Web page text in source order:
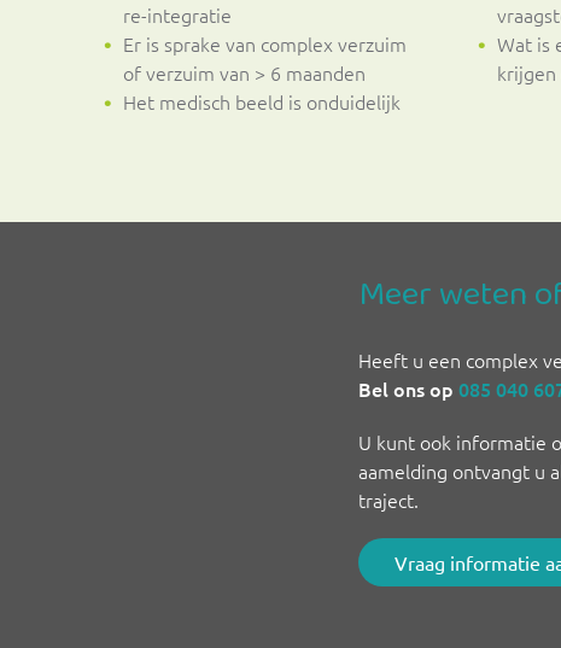
re-integratie
Er is sprake van complex verzuim
of verzuim van > 6 maanden
Het medisch beeld is onduidelijk
Wat is
krijgen
Meer weten
Heeft u een complex
Bel ons op 085 040
U kunt ook informatie
aamelding ontvangt u
traject.
Vraag informatie